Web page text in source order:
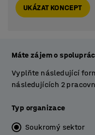
UKÁZAT KONCEPT
Máte zájem o
Vyplňte následující
následujících 2
Typ organizace
Soukromý sektor